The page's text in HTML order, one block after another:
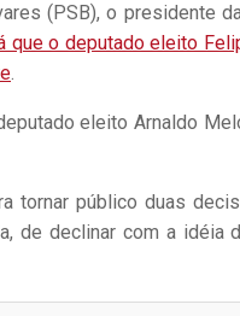
(PSB), o presidente
que o deputado eleito
.
eleito Arnaldo
tornar público duas
de declinar com a idéia